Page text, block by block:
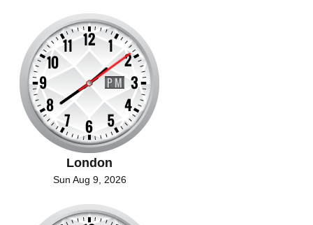
London
Sun Aug 9, 2026